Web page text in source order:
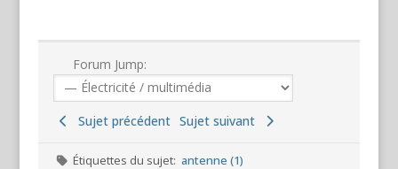
Forum Jump:
Sujet précédent Sujet suivant
Étiquettes du sujet: antenne (1)